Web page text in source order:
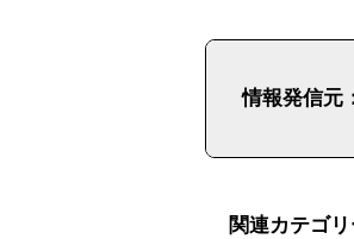
ト
に
情報発信元
関連カテゴ